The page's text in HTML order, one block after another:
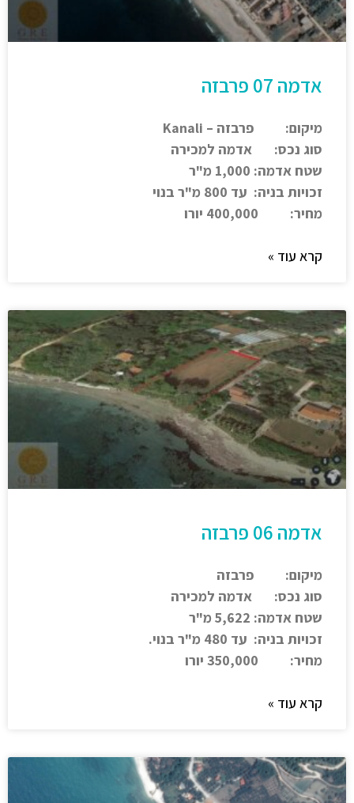
אדמה 07 פרבזה
מיקום: פרבזה – Kanali
סוג נכס: אדמה למכירה
שטח אדמה: 1,000 מ"ר
זכויות בניה: עד 800 מ"ר בנוי
מחיר: 400,000
יורו
קרא עוד »
אדמה 06 פרבזה
מיקום: פרבזה
סוג נכס: אדמה למכירה
שטח אדמה: 5,622 מ"ר
זכויות בניה: עד 480 מ"ר בנוי.
מחיר: 350,000
יורו
קרא עוד »